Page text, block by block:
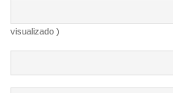
visualizado )